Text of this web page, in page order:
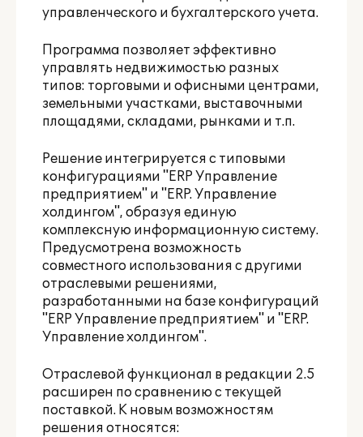
управленческого и бухгалтерского учета.
Программа позволяет эффективно
управлять недвижимостью разных
типов: торговыми и офисными центрами,
земельными участками, выставочными
площадями, складами, рынками и т.п.
Решение интегрируется с типовыми
конфигурациями "ERP Управление
предприятием" и "ERP. Управление
холдингом", образуя единую
комплексную информационную систему.
Предусмотрена возможность
совместного использования с другими
отраслевыми решениями,
разработанными на базе конфигураций
"ERP Управление предприятием" и "ERP.
Управление холдингом".
Отраслевой функционал в редакции 2.5
расширен по сравнению с текущей
поставкой. К новым возможностям
решения относятся: